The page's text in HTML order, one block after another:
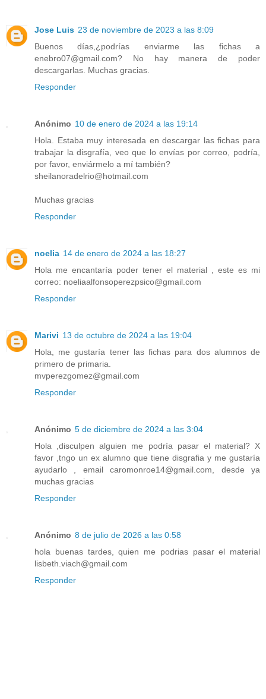
Jose Luis 23 de noviembre de 2023 a las 8:09
Buenos días,¿podrías enviarme las fichas a
enebro07@gmail.com? No hay manera de poder
descargarlas. Muchas gracias.
Responder
Anónimo 10 de enero de 2024 a las 19:14
Hola. Estaba muy interesada en descargar las fichas para
trabajar la disgrafía, veo que lo envías por correo, podría,
por favor, enviármelo a mí también?
sheilanoradelrio@hotmail.com
Muchas gracias
Responder
noelia 14 de enero de 2024 a las 18:27
Hola me encantaría poder tener el material , este es mi
correo: noeliaalfonsoperezpsico@gmail.com
Responder
Marivi 13 de octubre de 2024 a las 19:04
Hola, me gustaría tener las fichas para dos alumnos de
primero de primaria.
mvperezgomez@gmail.com
Responder
Anónimo 5 de diciembre de 2024 a las 3:04
Hola ,disculpen alguien me podría pasar el material? X
favor ,tngo un ex alumno que tiene disgrafia y me gustaría
ayudarlo , email caromonroe14@gmail.com, desde ya
muchas gracias
Responder
Anónimo 8 de julio de 2026 a las 0:58
hola buenas tardes, quien me podrias pasar el material
lisbeth.viach@gmail.com
Responder